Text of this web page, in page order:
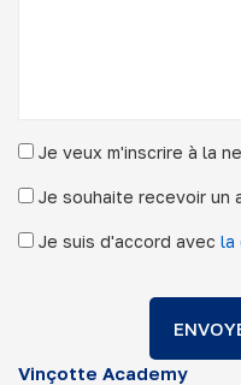
Je veux m'inscrire à la
Je souhaite recevoir un
Je suis d'accord avec la
Vinçotte Academy